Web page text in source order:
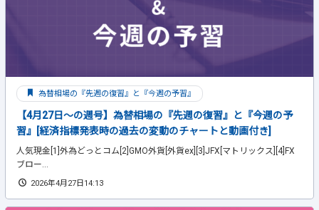
為替相場の『先週の復習』と『今週の予習』
【4月27日～の週号】為替相場の『先週の復習』と『今週の予
習』[経済指標発表時の過去の変動のチャートと動画付き]
人気現金[1]外為どっとコム[2]GMO外貨[外貨ex][3]JFX[マトリックス][4]FX
ブロー...
2026年4月27日14:13